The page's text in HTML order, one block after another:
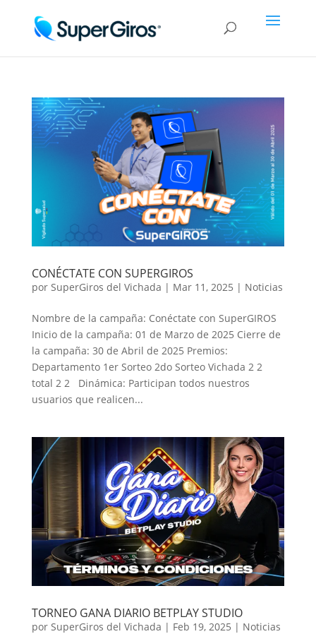
CONÉCTATE CON SUPERGIROS
por SuperGiros del Vichada | Mar 11, 2025 | Noticias
Nombre de la campaña: Conéctate con SuperGIROS
Inicio de la campaña: 01 de Marzo de 2025 Cierre de
la campaña: 30 de Abril de 2025 Premios:
Departamento 1er Sorteo 2do Sorteo Vichada 2 2
total 2 2 Dinámica: Participan todos nuestros
usuarios que realicen...
TORNEO GANA DIARIO BETPLAY STUDIO
por SuperGiros del Vichada | Feb 19, 2025 | Noticias